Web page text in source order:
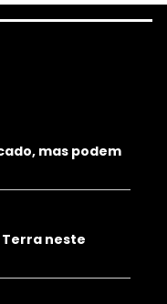
mas podem
Terra neste